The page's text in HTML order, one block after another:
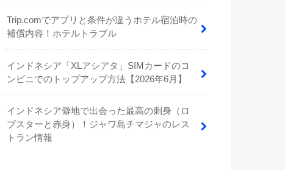
Trip.comでアプリと条件が違うホテル宿泊時の
補償内容！ホテルトラブル
インドネシア「XLアシアタ」SIMカードのコ
ンビニでのトップアップ方法【2026年6月】
インドネシア僻地で出会った最高の刺身（ロ
ブスターと赤身）！ジャワ島チマジャのレス
トラン情報